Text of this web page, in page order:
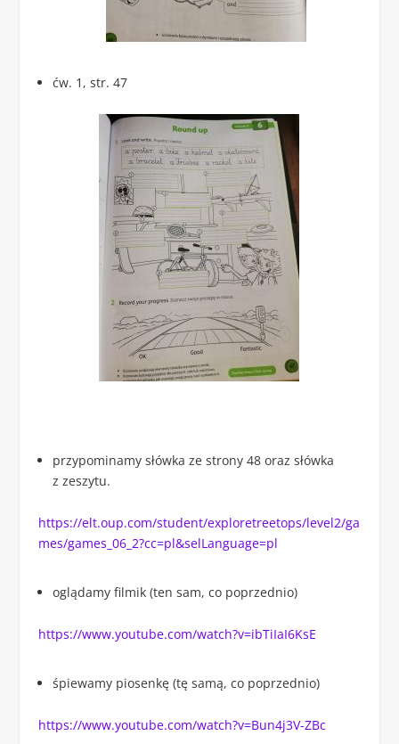
ćw. 1, str. 47
przypominamy słówka ze strony 48 oraz słówka
z zeszytu.
https://elt.oup.com/student/exploretreetops/level2/ga
mes/games_06_2?cc=pl&selLanguage=pl
oglądamy filmik (ten sam, co poprzednio)
https://www.youtube.com/watch?v=ibTiIaI6KsE
śpiewamy piosenkę (tę samą, co poprzednio)
https://www.youtube.com/watch?v=Bun4j3V-ZBc